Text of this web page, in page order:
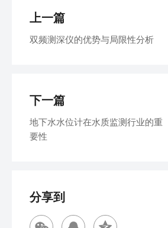
上一篇
双频测深仪的优势与局限性分析
下一篇
地下水水位计在水质监测行业的重
要性
分享到